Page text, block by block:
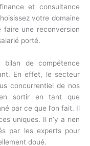
et consultance
votre domaine
faire une reconversion
porté.
bilan de compétence
En effet, le secteur
concurrentiel de nos
sortir en tant que
par ce que l’on fait. Il
uniques. Il n’y a rien
par les experts pour
doué.